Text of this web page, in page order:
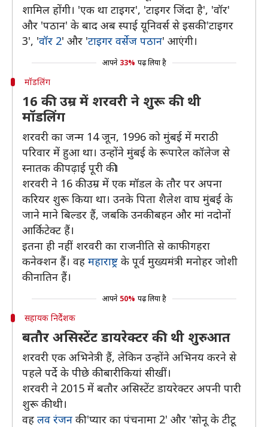
शामिल होंगी। 'एक था टाइगर', 'टाइगर जिंदा है', 'वॉर'
और 'पठान' के बाद अब स्पाई यूनिवर्स से इसकी 'टाइगर
3', 'वॉर 2' और 'टाइगर वर्सेज पठान' आएंगी।
आपने 33% पढ़ लिया है
मॉडलिंग
16 की उम्र में शरवरी ने शुरू की थी
मॉडलिंग
शरवरी का जन्म 14 जून, 1996 को मुंबई में मराठी
परिवार में हुआ था। उन्होंने मुंबई के रूपारेल कॉलेज से
स्नातक की पढ़ाई पूरी की।
शरवरी ने 16 की उम्र में एक मॉडल के तौर पर अपना
करियर शुरू किया था। उनके पिता शैलेश वाघ मुंबई के
जाने माने बिल्डर हैं, जबकि उनकी बहन और मां नदोनों
आर्किटेक्ट हैं।
इतना ही नहीं शरवरी का राजनीति से काफी गहरा
कनेक्शन हैं। वह महाराष्ट्र के पूर्व मुख्यमंत्री मनोहर जोशी
की नातिन हैं।
आपने 50% पढ़ लिया है
सहायक निर्देेशक
बतौर असिस्टेंट डायरेक्टर की थी शुरुआत
शरवरी एक अभिनेत्री हैं, लेकिन उन्होंने अभिनय करने से
पहले पर्दे के पीछे की बारीकियां सीखीं।
शरवरी ने 2015 में बतौर असिस्टेंट डायरेक्टर अपनी पारी
शुरू की थी।
वह लव रंजन की 'प्यार का पंचनामा 2' और 'सोनू के टीटू